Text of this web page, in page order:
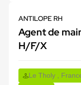
ANTILOPE RH
Agent de
H/F/X
Le Tholy ,